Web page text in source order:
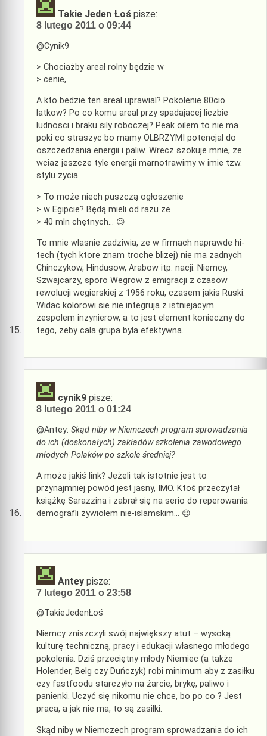
Takie Jeden Łoś pisze:
8 lutego 2011 o 09:44
@Cynik9
> Chociażby areał rolny będzie w
> cenie,
A kto bedzie ten areal uprawial? Pokolenie 80cio
latkow? Po co komu areal przy spadajacej liczbie
ludnosci i braku sily roboczej? Peak oilem to nie ma
poki co straszyc bo mamy OLBRZYMI potencjal do
oszczedzania energii i paliw. Wrecz szokuje mnie, ze
wciaz jeszcze tyle energii marnotrawimy w imie tzw.
stylu zycia.
> To może niech puszczą ogłoszenie
> w Egipcie? Będą mieli od razu ze
> 40 mln chętnych… 😉
To mnie wlasnie zadziwia, ze w firmach naprawde hi-
tech (tych ktore znam troche blizej) nie ma zadnych
Chinczykow, Hindusow, Arabow itp. nacji. Niemcy,
Szwajcarzy, sporo Wegrow z emigracji z czasow
rewolucji wegierskiej z 1956 roku, czasem jakis Ruski.
Widac kolorowi sie nie integruja z istniejacym
zespolem inzynierow, a to jest element konieczny do
tego, zeby cala grupa byla efektywna.
cynik9 pisze:
8 lutego 2011 o 01:24
@Antey: Skąd niby w Niemczech program sprowadzania
do ich (doskonałych) zakładów szkolenia zawodowego
młodych Polaków po szkole średniej?
A może jakiś link? Jeżeli tak istotnie jest to
przynajmniej powód jest jasny, IMO. Ktoś przeczytał
książkę Sarazzina i zabrał się na serio do reperowania
demografii żywiołem nie-islamskim… 😉
Antey pisze:
7 lutego 2011 o 23:58
@TakieJedenŁoś
Niemcy zniszczyli swój największy atut – wysoką
kulturę techniczną, pracy i edukacji własnego młodego
pokolenia. Dziś przeciętny młody Niemiec (a także
Holender, Belg czy Duńczyk) robi minimum aby z zasiłku
czy fastfoodu starczyło na żarcie, brykę, paliwo i
panienki. Uczyć się nikomu nie chce, bo po co ? Jest
praca, a jak nie ma, to są zasiłki.
Skąd niby w Niemczech program sprowadzania do ich